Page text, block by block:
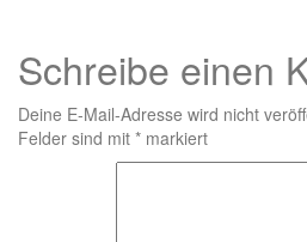
Schreibe einen
Deine E-Mail-Adresse wird nicht
Felder sind mit * markiert